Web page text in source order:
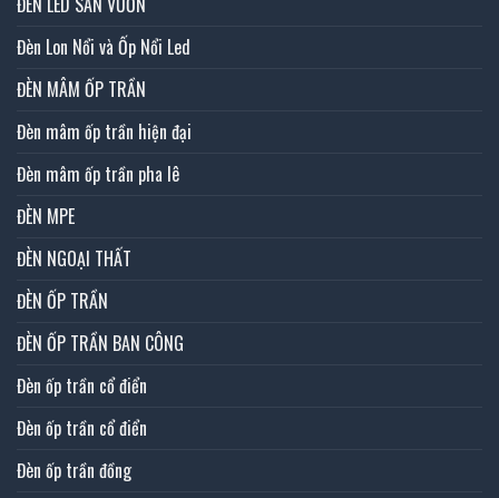
Đèn Lon Nổi và Ốp Nổi Led
ĐÈN MÂM ỐP TRẦN
Đèn mâm ốp trần hiện đại
Đèn mâm ốp trần pha lê
ĐÈN MPE
ĐÈN NGOẠI THẤT
ĐÈN ỐP TRẦN
ĐÈN ỐP TRẦN BAN CÔNG
Đèn ốp trần cổ điển
Đèn ốp trần cổ điển
Đèn ốp trần đồng